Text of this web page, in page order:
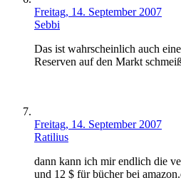
Freitag, 14. September 2007
Sebbi
Das ist wahrscheinlich auch
Reserven auf den Markt
Freitag, 14. September 2007
Ratilius
dann kann ich mir endlich die
und 12 $ für bücher bei